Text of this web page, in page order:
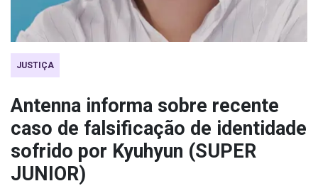
JUSTIÇA
Antenna informa sobre recente
caso de falsificação de identidade
sofrido por Kyuhyun (SUPER
JUNIOR)